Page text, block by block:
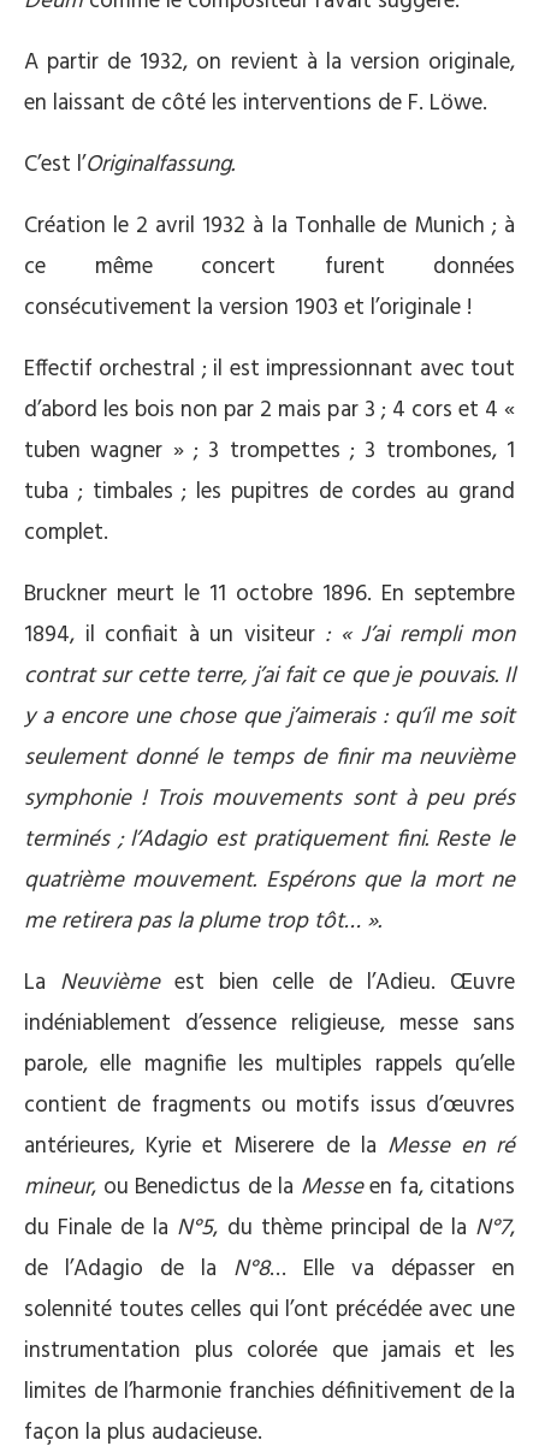
A partir de 1932, on revient à la version originale,
en laissant de côté les interventions de F. Löwe.
C’est l’Originalfassung.
Création le 2 avril 1932 à la Tonhalle de Munich ; à
ce même concert furent données
consécutivement la version 1903 et l’originale !
Effectif orchestral ; il est impressionnant avec tout
d’abord les bois non par 2 mais par 3 ; 4 cors et 4 «
tuben wagner » ; 3 trompettes ; 3 trombones, 1
tuba ; timbales ; les pupitres de cordes au grand
complet.
Bruckner meurt le 11 octobre 1896. En septembre
1894, il confiait à un visiteur : « J’ai rempli mon
contrat sur cette terre, j’ai fait ce que je pouvais. Il
y a encore une chose que j’aimerais : qu’il me soit
seulement donné le temps de finir ma neuvième
symphonie ! Trois mouvements sont à peu prés
terminés ; l’Adagio est pratiquement fini. Reste le
quatrième mouvement. Espérons que la mort ne
me retirera pas la plume trop tôt… ».
La Neuvièmeest bien celle de l’Adieu. Œuvre
indéniablement d’essence religieuse, messe sans
parole, elle magnifie les multiples rappels qu’elle
contient de fragments ou motifs issus d’œuvres
antérieures, Kyrie et Miserere de la Messe en ré
mineur, ou Benedictus de la Messeen fa, citations
du Finale de la N°5, du thème principal de la N°7,
de l’Adagio de la N°8… Elle va dépasser en
solennité toutes celles qui l’ont précédée avec une
instrumentation plus colorée que jamais et les
limites de l’harmonie franchies définitivement de la
façon la plus audacieuse.